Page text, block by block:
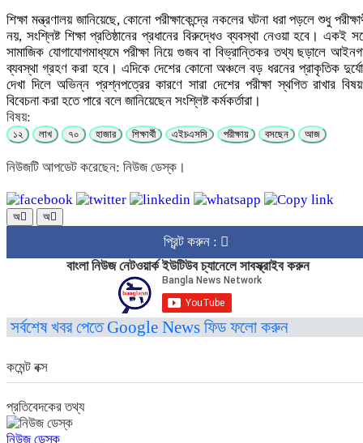
শিক্ষা মন্ত্রণালয় জানিয়েছে, কোনো পরীক্ষাকেন্দ্রে নকলের ঘটনা ধরা পড়লে শুধু
নয়, সংশ্লিষ্ট শিক্ষা প্রতিষ্ঠানের প্রধানের বিরুদ্ধেও ব্যবস্থা নেওয়া হবে। একই
সামাজিক যোগাযোগমাধ্যমে পরীক্ষা নিয়ে গুজব বা বিভ্রান্তিকর তথ্য ছড়ালে
ব্যবস্থা গ্রহণ করা হবে। এদিকে দেশের কোনো অঞ্চলে বড় ধরনের প্রাকৃতিক
দেখা দিলে অভিন্ন প্রশ্নপত্রের কারণে সারা দেশের পরীক্ষা স্থগিত রাখার
বিবেচনা করা হতে পারে বলে জানিয়েছেন সংশ্লিষ্ট কর্মকর্তারা।
বিষয়:
১২ লাখ ৭০ হাজার শিক্ষার্থী এইচএসসি পরীক্ষায় বসছেন আজ
নিউজটি আপডেট করেছেন: নিউজ ডেস্ক।
অ অ
প্রিন্ট করুন :
বাংলা নিউজ নেটওয়ার্ক ইউটিউব চ্যানেলে সাবস্ক্রাইব করুন
সর্বশেষ খবর পেতে Google News ফিড ফলো করুন
কমেন্ট বক্স
প্রতিবেদকের তথ্য
নিউজ ডেস্ক